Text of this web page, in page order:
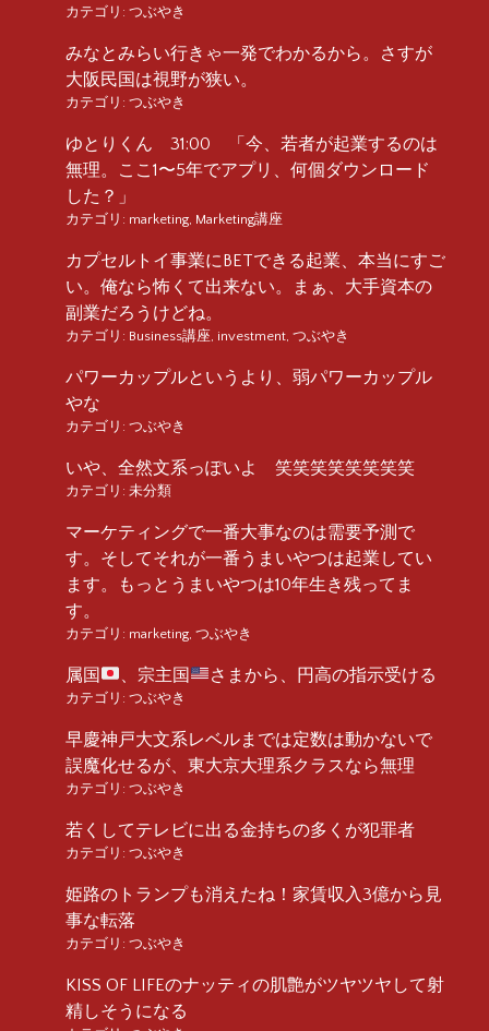
カテゴリ: つぶやき
みなとみらい行きゃ一発でわかるから。さすが
大阪民国は視野が狭い。
カテゴリ: つぶやき
ゆとりくん 31:00 「今、若者が起業するのは
無理。ここ1〜5年でアプリ、何個ダウンロード
した？」
カテゴリ: marketing Marketing講座
カプセルトイ事業にBETできる起業、本当にすご
い。俺なら怖くて出来ない。まぁ、大手資本の
副業だろうけどね。
カテゴリ: Business講座 investment つぶやき
パワーカップルというより、弱パワーカップル
やな
カテゴリ: つぶやき
いや、全然文系っぽいよ 笑笑笑笑笑笑笑笑
カテゴリ: 未分類
マーケティングで一番大事なのは需要予測で
す。そしてそれが一番うまいやつは起業してい
ます。もっとうまいやつは10年生き残ってま
す。
カテゴリ: marketing つぶやき
属国 、宗主国 さまから、円高の指示受ける
カテゴリ: つぶやき
早慶神戸大文系レベルまでは定数は動かないで
誤魔化せるが、東大京大理系クラスなら無理
カテゴリ: つぶやき
若くしてテレビに出る金持ちの多くが犯罪者
カテゴリ: つぶやき
姫路のトランプも消えたね！家賃収入3億から見
事な転落
カテゴリ: つぶやき
KISS OF LIFEのナッティの肌艶がツヤツヤして射
精しそうになる